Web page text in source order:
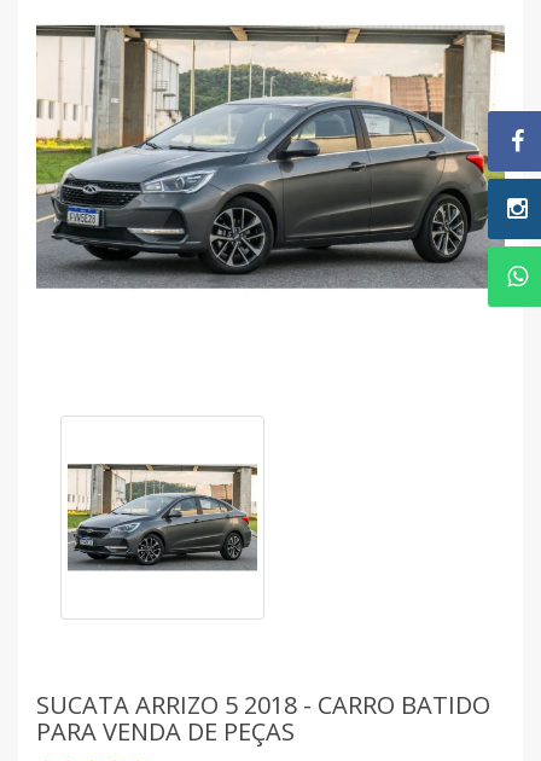
SUCATA ARRIZO 5 2018 - CARRO BATIDO
PARA VENDA DE PEÇAS